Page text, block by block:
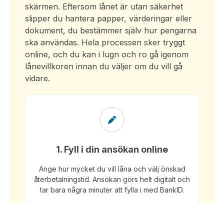
skärmen. Eftersom lånet är utan säkerhet
slipper du hantera papper, värderingar eller
dokument, du bestämmer själv hur pengarna
ska användas. Hela processen sker tryggt
online, och du kan i lugn och ro gå igenom
lånevillkoren innan du väljer om du vill gå
vidare.
1. Fyll i din ansökan online
Ange hur mycket du vill låna och välj önskad
återbetalningstid. Ansökan görs helt digitalt och
tar bara några minuter att fylla i med BankID.